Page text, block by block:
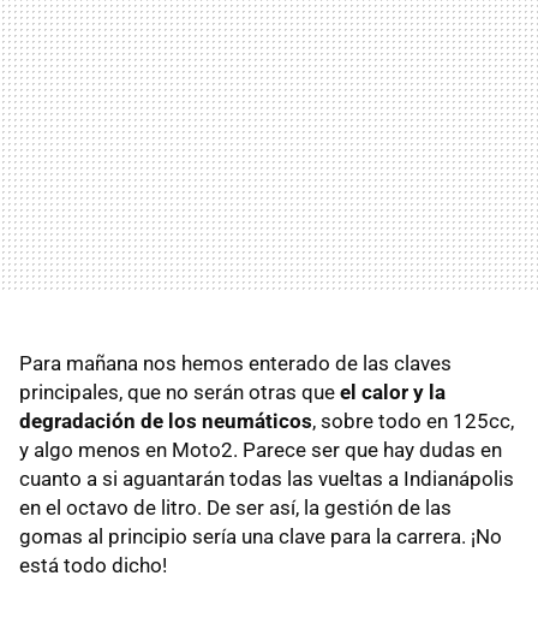
Para mañana nos hemos enterado de las claves
principales, que no serán otras que el calor y la
degradación de los neumáticos, sobre todo en 125cc,
y algo menos en Moto2. Parece ser que hay dudas en
cuanto a si aguantarán todas las vueltas a Indianápolis
en el octavo de litro. De ser así, la gestión de las
gomas al principio sería una clave para la carrera. ¡No
está todo dicho!